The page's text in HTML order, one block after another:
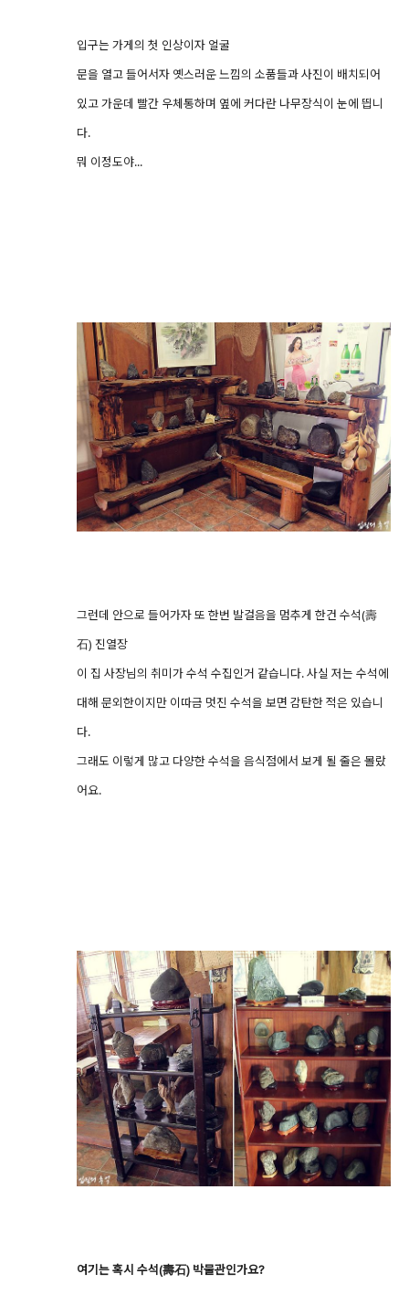
입구는 가게의 첫 인상이자 얼굴
문을 열고 들어서자 옛스러운 느낌의 소품들과 사진이 배치되어
있고 가운데 빨간 우체통하며 옆에 커다란 나무장식이 눈에 띕니
다.
뭐 이정도야...
그런데 안으로 들어가자 또 한번 발걸음을 멈추게 한건 수석(壽
石) 진열장
이 집 사장님의 취미가 수석 수집인거 같습니다. 사실 저는 수석에
대해 문외한이지만 이따금 멋진 수석을 보면 감탄한 적은 있습니
다.
그래도 이렇게 많고 다양한 수석을 음식점에서 보게 될 줄은 몰랐
어요.
여기는 혹시 수석(壽石) 박물관인가요?